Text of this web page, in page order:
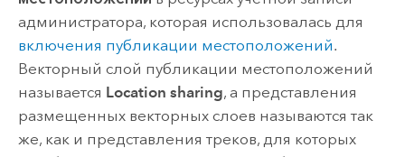
администратора, которая использовалась для
включения публикации местоположений.
Векторный слой публикации местоположений
называется Location sharing, а представления
размещенных векторных слоев называются так
же, как и представления треков, для которых